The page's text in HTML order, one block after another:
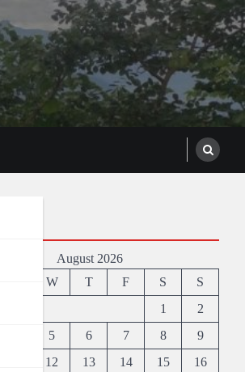
August 2026
W T F S
S
1
2
5 6 7 8
9
12 13 14 15
16